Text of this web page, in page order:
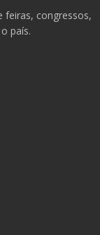
feiras, congressos,
país.